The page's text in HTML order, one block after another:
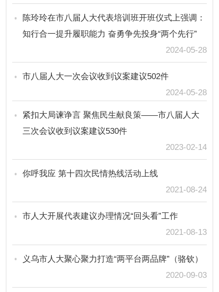
陈玲玲在市八届人大代表培训班开班仪式上强调：
知行合一提升履职能力 奋勇争先投身“两个先行”
2024-05-28
市八届人大一次会议收到议案建议502件
2024-05-28
紧扣大局谏诤言 聚焦民生献良策——市八届人大
三次会议收到议案建议530件
2023-02-14
你呼我应 第十四次民情热线活动上线
2021-08-24
市人大开展代表建议办理情况“回头看”工作
2021-08-13
义乌市人大聚心聚力打造“两平台两品牌”（骆钦）
2020-09-03